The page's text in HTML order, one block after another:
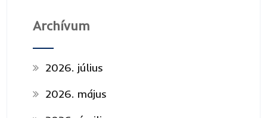
Archívum
2026. július
2026. május